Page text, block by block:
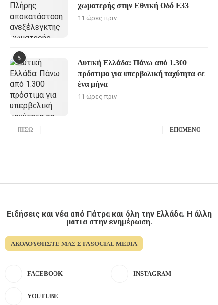
χωματερής στην Εθνική Οδό Ε33
11 ώρες πριν
5
Δυτική Ελλάδα: Πάνω από 1.300
πρόστιμα για υπερβολική ταχύτητα σε
ένα μήνα
11 ώρες πριν
ΠΊΣΩ ΕΠΌΜΕΝΟ
Ειδήσεις και νέα από Πάτρα και όλη την Ελλάδα. Η άλλη
ματια στην ενημέρωση.
ΑΚΟΛΟΥΘΉΣΤΕ ΜΑΣ ΣΤΑ SOCIAL MEDIA
FACEBOOK INSTAGRAM
YOUTUBE